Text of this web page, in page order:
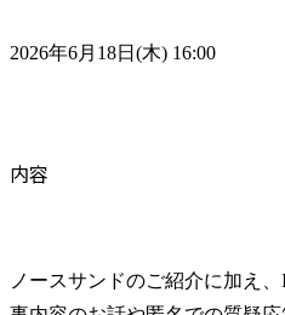
2026年6月18日(木) 16:00
内容
ノースサンドのご紹介に加え